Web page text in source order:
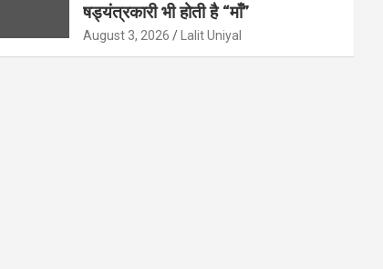
षड्यंत्रकारी भी होती है “माँ”
August 3, 2026 Lalit Uniyal